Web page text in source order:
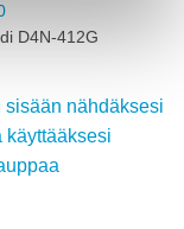
D4N-412G
sisään nähdäksesi
käyttääksesi